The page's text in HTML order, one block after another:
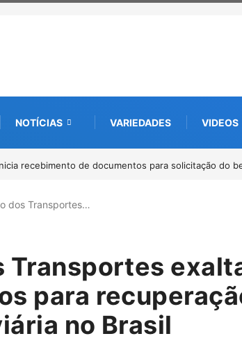
NOTÍCIAS VARIEDADES VIDEOS
internacional debate futuro da piscicultura com
dos Transportes…
Transportes
para
no Brasil